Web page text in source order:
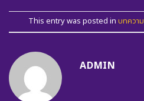
This entry was posted in บทความ
ADMIN